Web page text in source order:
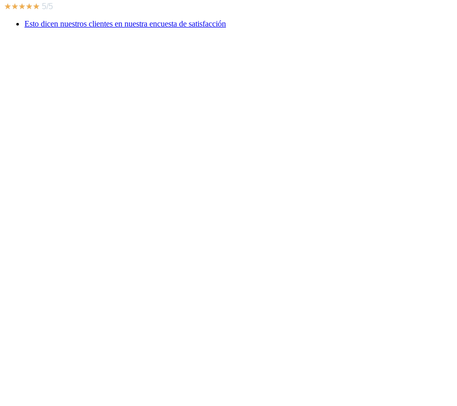
★★★★★ 5/5
Esto dicen nuestros clientes en nuestra encuesta de satisfacción